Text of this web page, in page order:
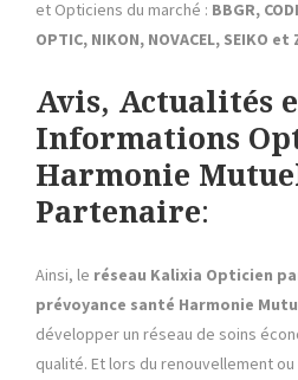
et Opticiens du marché : BBGR,
OPTIC, NIKON, NOVACEL, SEIKO et
Avis, Actualités
Informations
Harmonie
Partenaire:
Ainsi, le réseau Kalixia Opticien
prévoyance santé Harmonie
développer un réseau de soins
qualité. Et lors du renouvellement ou